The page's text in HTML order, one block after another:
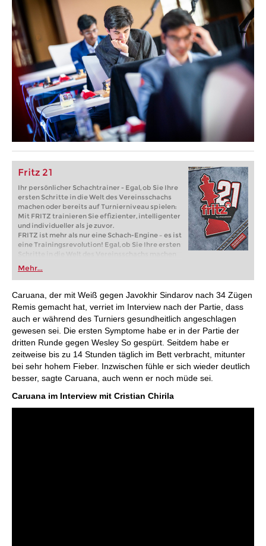
Fritz 21
Ihr persönlicher Schachtrainer - Egal, ob Sie Ihre
ersten Schritte in die Welt des Vereinsschachs
machen oder bereits auf Turnierniveau spielen:
Mit FRITZ trainieren Sie effizienter, intelligenter
und individueller als je zuvor.
FRITZ ist mehr als nur eine Schach-Engine – es ist
eine Trainingsrevolution! Egal, ob Sie Ihre ersten
Schritte in die Welt des Vereinsschachs machen
oder bereits auf Turnierniveau spielen: Mit
FRITZ trainieren Sie effizienter, intelligenter und
individueller als je zuvor.
Mehr...
Caruana, der mit Weiß gegen Javokhir Sindarov nach 34 Zügen
Remis gemacht hat, verriet im Interview nach der Partie, dass
auch er während des Turniers gesundheitlich angeschlagen
gewesen sei. Die ersten Symptome habe er in der Partie der
dritten Runde gegen Wesley So gespürt. Seitdem habe er
zeitweise bis zu 14 Stunden täglich im Bett verbracht, mitunter
bei sehr hohem Fieber. Inzwischen fühle er sich wieder deutlich
besser, sagte Caruana, auch wenn er noch müde sei.
Caruana im Interview mit Cristian Chirila